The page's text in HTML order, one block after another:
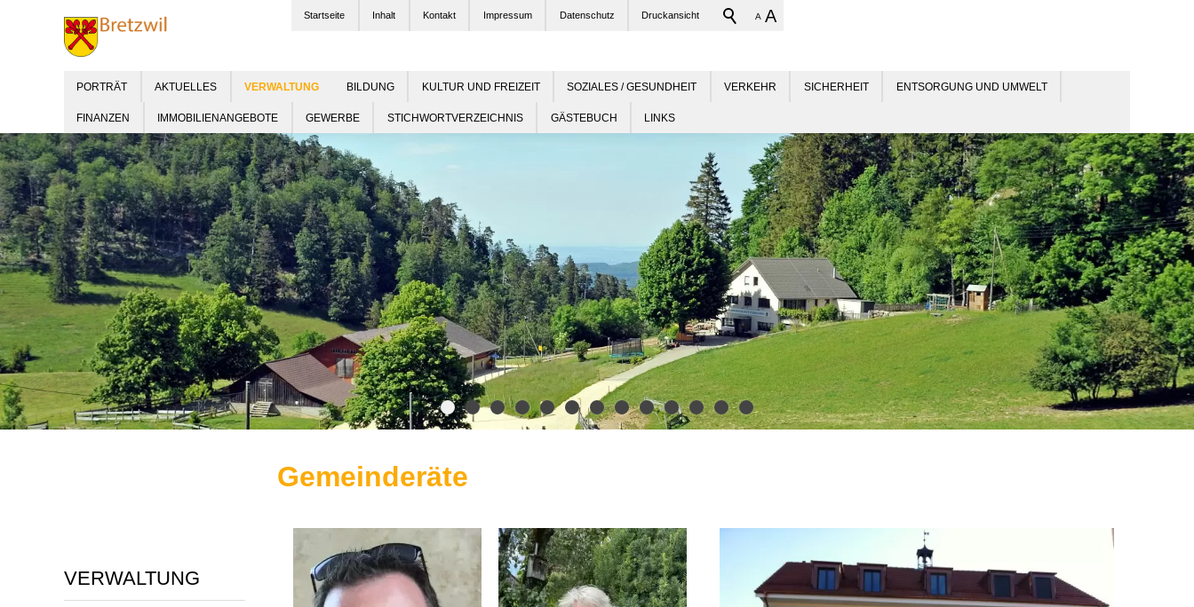
PORTRÄT AKTUELLES BILDUNG KULTUR UND FREIZEIT SOZIALES / GESUNDHEIT VERKEHR SICHERHEIT ENTSORGUNG UND UMWELT
FINANZEN IMMOBILIENANGEBOTE GEWERBE STICHWORTVERZEICHNIS GÄSTEBUCH LINKS
Startseite Inhalt Kontakt Impressum Datenschutz Druckansicht A A
VERWALTUNG
Gemeinderäte